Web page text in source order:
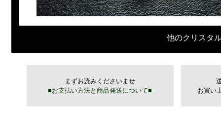
他のクリスタ